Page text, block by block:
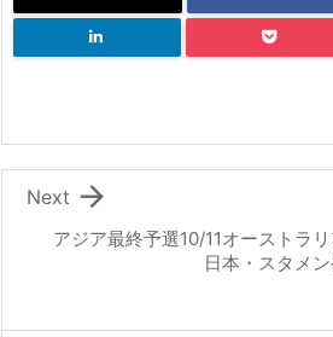
アジア最終予選10/11オーストラ
日本・スタメ

Next